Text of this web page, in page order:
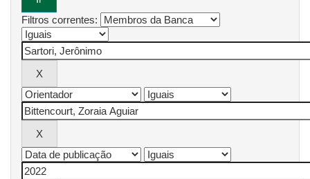
Filtros correntes: